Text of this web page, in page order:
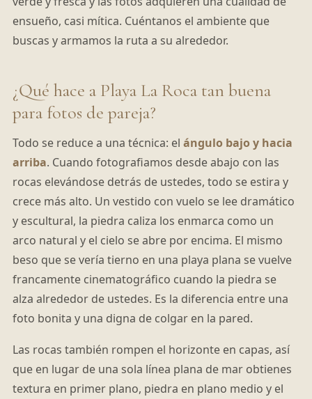
ensueño, casi mítica. Cuéntanos el ambiente que
buscas y armamos la ruta a su alrededor.
¿Qué hace a Playa La Roca tan buena
para fotos de pareja?
Todo se reduce a una técnica: el ángulo bajo y hacia
arriba. Cuando fotografiamos desde abajo con las
rocas elevándose detrás de ustedes, todo se estira y
crece más alto. Un vestido con vuelo se lee dramático
y escultural, la piedra caliza los enmarca como un
arco natural y el cielo se abre por encima. El mismo
beso que se vería tierno en una playa plana se vuelve
francamente cinematográfico cuando la piedra se
alza alrededor de ustedes. Es la diferencia entre una
foto bonita y una digna de colgar en la pared.
Las rocas también rompen el horizonte en capas, así
que en lugar de una sola línea plana de mar obtienes
textura en primer plano, piedra en plano medio y el